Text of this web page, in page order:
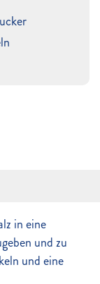
in eine
und zu
und eine